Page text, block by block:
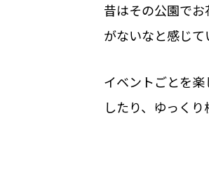
昔はその公園で
がないなと感じて
イベントごとを
したり、ゆっく